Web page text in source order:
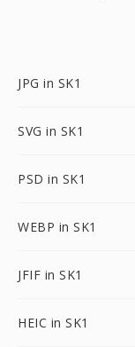
JPG in SK1
SVG in SK1
PSD in SK1
WEBP in SK1
JFIF in SK1
HEIC in SK1